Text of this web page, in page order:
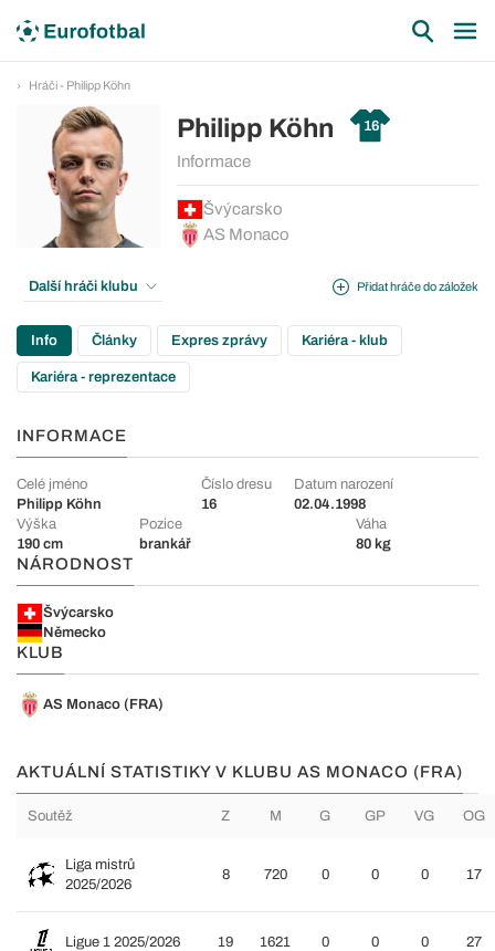
Hráči - Philipp Köhn
Philipp Köhn 16
Informace
Švýcarsko
AS Monaco
Přidat hráče do záložek
Další hráči klubu
Info Články Expres zprávy Kariéra - klub
Kariéra - reprezentace
INFORMACE
Celé jméno
Philipp Köhn
Číslo dresu
16
Datum narození
02.04.1998
Výška
190 cm
Pozice
brankář
Váha
80 kg
NÁRODNOST
Švýcarsko
Německo
KLUB
AS Monaco (FRA)
AKTUÁLNÍ STATISTIKY V KLUBU AS MONACO (FRA)
Soutěž Z M G GP VG OG
Liga mistrů
2025/2026
8 720 0 0 0 17
Ligue 1 2025/2026 19 1621 0 0 0 27